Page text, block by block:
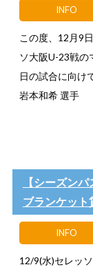
INFO
この度、12月9
ソ大阪U-23戦の
日の試合に向け
岩本和希 選手
【シーズン
ブランケット
INFO
12/9(水)セレッ